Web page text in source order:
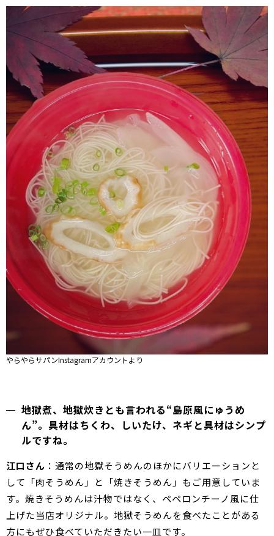
やらやらサパンInstagramアカウントより
地獄煮、地獄炊きとも言われる“島原風にゅうめ
ん”。具材はちくわ、しいたけ、ネギと具材はシンプ
ルですね。
江口さん ：通常の地獄そうめんのほかにバリエーションと
して「肉そうめん」と「焼きそうめん」もご用意していま
す。焼きそうめんは汁物ではなく、ペペロンチーノ風に仕
上げた当店オリジナル。地獄そうめんを食べたことがある
方にもぜひ食べていただきたい一皿です。